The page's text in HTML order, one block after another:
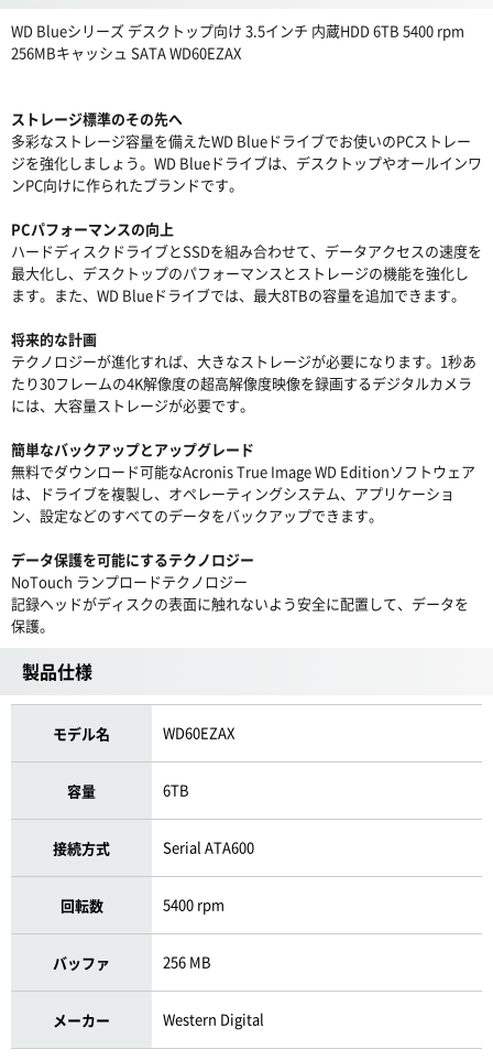
WD Blueシリーズ デスクトップ向け 3.5インチ 内蔵HDD 6TB 5400 rpm
256MBキャッシュ SATA WD60EZAX
ストレージ標準のその先へ
多彩なストレージ容量を備えたWD Blueドライブでお使いのPCストレー
ジを強化しましょう。WD Blueドライブは、デスクトップやオールインワ
ンPC向けに作られたブランドです。
PCパフォーマンスの向上
ハードディスクドライブとSSDを組み合わせて、データアクセスの速度を
最大化し、デスクトップのパフォーマンスとストレージの機能を強化し
ます。また、WD Blueドライブでは、最大8TBの容量を追加できます。
将来的な計画
テクノロジーが進化すれば、大きなストレージが必要になります。1秒あ
たり30フレームの4K解像度の超高解像度映像を録画するデジタルカメラ
には、大容量ストレージが必要です。
簡単なバックアップとアップグレード
無料でダウンロード可能なAcronis True Image WD Editionソフトウェア
は、ドライブを複製し、オペレーティングシステム、アプリケーショ
ン、設定などのすべてのデータをバックアップできます。
データ保護を可能にするテクノロジー
NoTouch ランプロードテクノロジー
記録ヘッドがディスクの表面に触れないよう安全に配置して、データを
保護。
製品仕様
モデル名 WD60EZAX
容量 6TB
接続方式 Serial ATA600
回転数 5400 rpm
バッファ 256 MB
メーカー Western Digital